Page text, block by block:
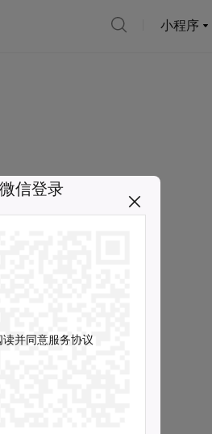
小程序
微信登录
读并同意服务协议